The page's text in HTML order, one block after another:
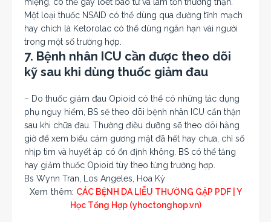
Một loại thuốc NSAID có thể dùng qua đường tĩnh mạch
hay chích là Ketorolac có thể dùng ngắn hạn vài người
trong một số trường hợp.
7. Bệnh nhân ICU cần được theo dõi
kỹ sau khi dùng thuốc giảm đau
– Do thuốc giảm đau Opioid có thể có những tác dụng
phụ nguy hiểm, BS sẽ theo dõi bệnh nhân ICU cẩn thận
sau khi chữa đau. Thường điều dưỡng sẽ theo dõi hằng
giờ để xem biểu cảm gương mặt đã hết hay chưa, chỉ số
nhịp tim và huyết áp có ổn định không. BS có thể tăng
hay giảm thuốc Opioid tùy theo từng trường hợp.
Bs Wynn Tran, Los Angeles, Hoa Kỳ
Xem thêm: CÁC BỆNH DA LIỄU THƯỜNG GẶP PDF | Y
Học Tổng Hợp (yhoctonghop.vn)